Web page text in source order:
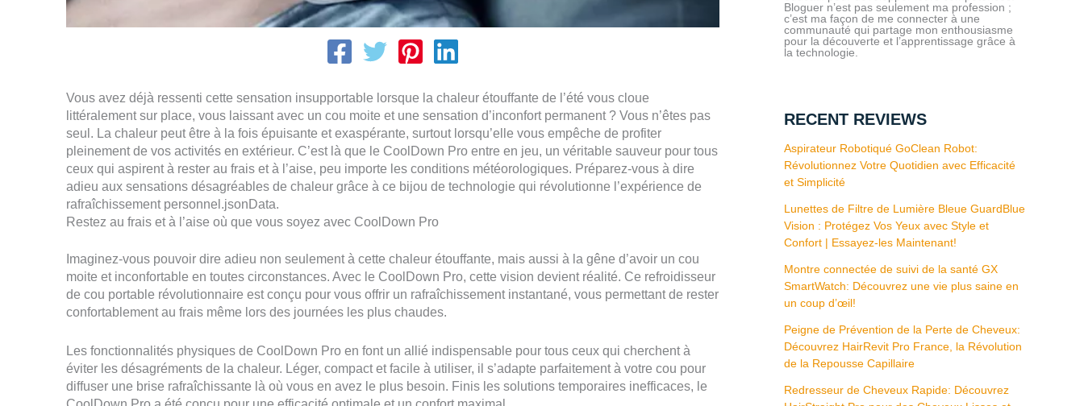
Vous avez déjà ressenti cette sensation insupportable lorsque la chaleur étouffante de l’été vous cloue
littéralement sur place, vous laissant avec un cou moite et une sensation d’inconfort permanent ? Vous n’êtes pas
seul. La chaleur peut être à la fois épuisante et exaspérante, surtout lorsqu’elle vous empêche de profiter
pleinement de vos activités en extérieur. C’est là que le CoolDown Pro entre en jeu, un véritable sauveur pour tous
ceux qui aspirent à rester au frais et à l’aise, peu importe les conditions météorologiques. Préparez-vous à dire
adieu aux sensations désagréables de chaleur grâce à ce bijou de technologie qui révolutionne l’expérience de
rafraîchissement personnel.jsonData.
Restez au frais et à l’aise où que vous soyez avec CoolDown Pro
Imaginez-vous pouvoir dire adieu non seulement à cette chaleur étouffante, mais aussi à la gêne d’avoir un cou
moite et inconfortable en toutes circonstances. Avec le CoolDown Pro, cette vision devient réalité. Ce refroidisseur
de cou portable révolutionnaire est conçu pour vous offrir un rafraîchissement instantané, vous permettant de rester
confortablement au frais même lors des journées les plus chaudes.
Les fonctionnalités physiques de CoolDown Pro en font un allié indispensable pour tous ceux qui cherchent à
éviter les désagréments de la chaleur. Léger, compact et facile à utiliser, il s’adapte parfaitement à votre cou pour
diffuser une brise rafraîchissante là où vous en avez le plus besoin. Finis les solutions temporaires inefficaces, le
Bloguer n’est pas seulement ma profession ;
c’est ma façon de me connecter à une
communauté qui partage mon enthousiasme
pour la découverte et l’apprentissage grâce à
la technologie.
RECENT REVIEWS
Aspirateur Robotiqué GoClean Robot:
Révolutionnez Votre Quotidien avec Efficacité
et Simplicité
Lunettes de Filtre de Lumière Bleue GuardBlue
Vision : Protégez Vos Yeux avec Style et
Confort | Essayez-les Maintenant!
Montre connectée de suivi de la santé GX
SmartWatch: Découvrez une vie plus saine en
un coup d’œil!
Peigne de Prévention de la Perte de Cheveux:
Découvrez HairRevit Pro France, la Révolution
de la Repousse Capillaire
Redresseur de Cheveux Rapide: Découvrez